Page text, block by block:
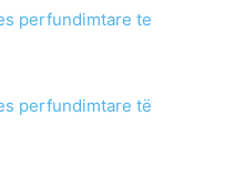
perfundimtare te
perfundimtare të